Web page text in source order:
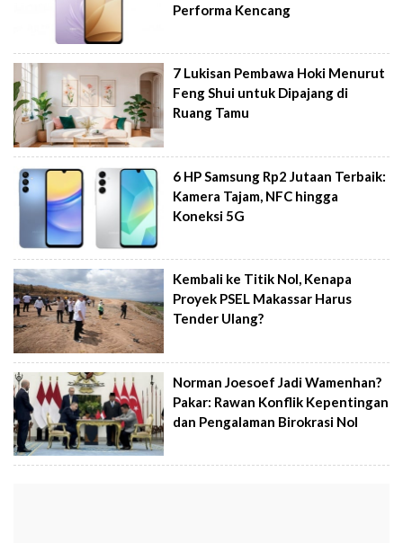
Performa Kencang
7 Lukisan Pembawa Hoki Menurut
Feng Shui untuk Dipajang di
Ruang Tamu
6 HP Samsung Rp2 Jutaan Terbaik:
Kamera Tajam, NFC hingga
Koneksi 5G
Kembali ke Titik Nol, Kenapa
Proyek PSEL Makassar Harus
Tender Ulang?
Norman Joesoef Jadi Wamenhan?
Pakar: Rawan Konflik Kepentingan
dan Pengalaman Birokrasi Nol